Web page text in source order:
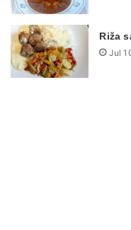
Riža
Jul